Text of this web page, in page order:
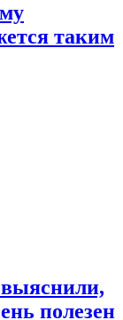
таким
полезен